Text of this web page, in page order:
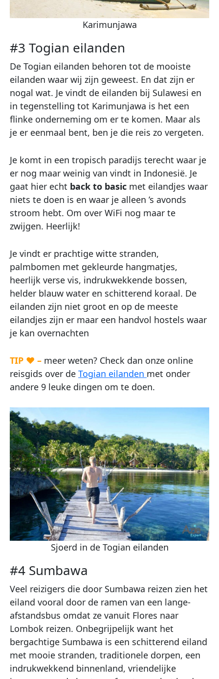
Karimunjawa
#3 Togian eilanden
De Togian eilanden behoren tot de mooiste
eilanden waar wij zijn geweest. En dat zijn er
nogal wat. Je vindt de eilanden bij Sulawesi en
in tegenstelling tot Karimunjawa is het een
flinke onderneming om er te komen. Maar als
je er eenmaal bent, ben je die reis zo vergeten.
Je komt in een tropisch paradijs terecht waar je
er nog maar weinig van vindt in Indonesië. Je
gaat hier echt back to basic met eilandjes waar
niets te doen is en waar je alleen ’s avonds
stroom hebt. Om over WiFi nog maar te
zwijgen. Heerlijk!
Je vindt er prachtige witte stranden,
palmbomen met gekleurde hangmatjes,
heerlijk verse vis, indrukwekkende bossen,
helder blauw water en schitterend koraal. De
eilanden zijn niet groot en op de meeste
eilandjes zijn er maar een handvol hostels waar
je kan overnachten
TIP ♥ – meer weten? Check dan onze online
reisgids over de Togian eilanden met onder
andere 9 leuke dingen om te doen.
Sjoerd in de Togian eilanden
#4 Sumbawa
Veel reizigers die door Sumbawa reizen zien het
eiland vooral door de ramen van een lange-
afstandsbus omdat ze vanuit Flores naar
Lombok reizen. Onbegrijpelijk want het
bergachtige Sumbawa is een schitterend eiland
met mooie stranden, traditionele dorpen, een
indrukwekkend binnenland, vriendelijke